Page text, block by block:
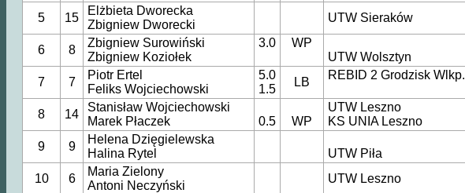
5
15
Elżbieta Dworecka
UTW Sieraków
Zbigniew Dworecki
6
8
Zbigniew Surowiński 3.0 WP
Zbigniew Koziołek
UTW Wolsztyn
7
7
Piotr Ertel 5.0
LB
REBID 2 Grodzisk Wlkp.
Feliks Wojciechowski
1.5
8
14
Stanisław Wojciechowski UTW Leszno
Marek Płaczek 0.5 WP
KS UNIA Leszno
9
9
Helena Dzięgielewska
Halina Rytel
UTW Piła
10
6
Maria Zielony
UTW Leszno
Antoni Neczyński